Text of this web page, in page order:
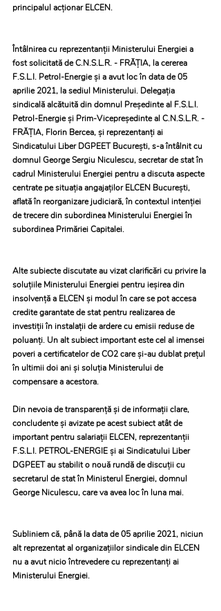
principalul acționar ELCEN.
Întâlnirea cu reprezentanții Ministerului Energiei a
fost solicitată de C.N.S.L.R. - FRĂȚIA, la cererea
F.S.L.I. Petrol-Energie și a avut loc în data de 05
aprilie 2021, la sediul Ministerului. Delegația
sindicală alcătuită din domnul Președinte al F.S.L.I.
Petrol-Energie și Prim-Vicepreședinte al C.N.S.L.R. -
FRĂȚIA, Florin Bercea, și reprezentanți ai
Sindicatului Liber DGPEET București, s-a întâlnit cu
domnul George Sergiu Niculescu, secretar de stat în
cadrul Ministerului Energiei pentru a discuta aspecte
centrate pe situația angajaților ELCEN București,
aflată în reorganizare judiciară, în contextul intenției
de trecere din subordinea Ministerului Energiei în
subordinea Primăriei Capitalei.
Alte subiecte discutate au vizat clarificări cu privire la
soluțiile Ministerului Energiei pentru ieșirea din
insolvență a ELCEN și modul în care se pot accesa
credite garantate de stat pentru realizarea de
investiții în instalații de ardere cu emisii reduse de
poluanți. Un alt subiect important este cel al imensei
poveri a certificatelor de CO2 care și-au dublat prețul
în ultimii doi ani și soluția Ministerului de
Din nevoia de transparență și de informații clare,
concludente și avizate pe acest subiect atât de
important pentru salariații ELCEN, reprezentanții
F.S.L.I. PETROL-ENERGIE și ai Sindicatului Liber
DGPEET au stabilit o nouă rundă de discuții cu
secretarul de stat în Ministerul Energiei, domnul
George Niculescu, care va avea loc în luna mai.
Subliniem că, până la data de 05 aprilie 2021, niciun
alt reprezentat al organizațiilor sindicale din ELCEN
nu a avut nicio întrevedere cu reprezentanți ai